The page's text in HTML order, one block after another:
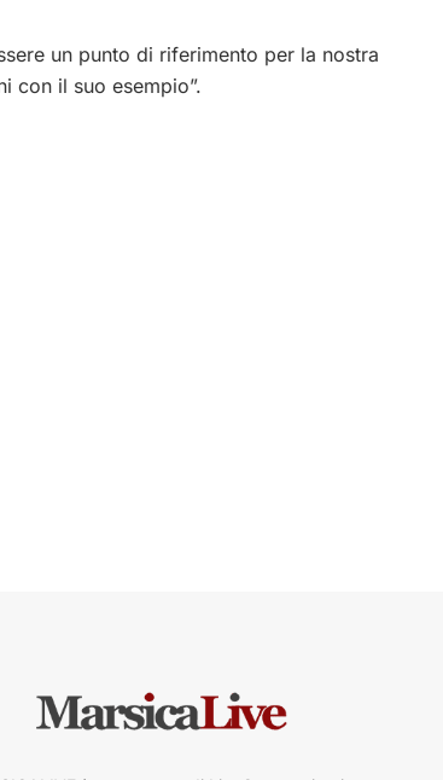
un punto di riferimento per la nostra
con il suo esempio”.